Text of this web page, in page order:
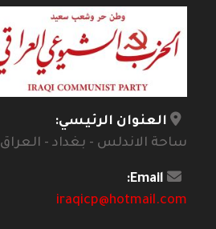
العنوان الرئيسي:
ساحة الاندلس - بغداد - العراق
Email:
iraqicp@hotmail.com